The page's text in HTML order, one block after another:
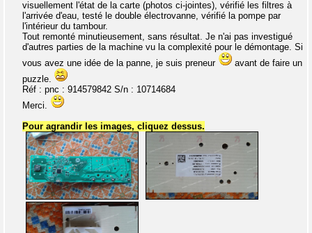
visuellement l'état de la carte (photos ci-jointes), vérifié les filtres à
l'arrivée d'eau, testé le double électrovanne, vérifié la pompe par
l'intérieur du tambour.
Tout remonté minutieusement, sans résultat. Je n'ai pas investigué
d'autres parties de la machine vu la complexité pour le démontage. Si
vous avez une idée de la panne, je suis preneur
avant de faire un
puzzle.
Réf : pnc : 914579842 S/n : 10714684
Merci.
Pour agrandir les images, cliquez dessus.